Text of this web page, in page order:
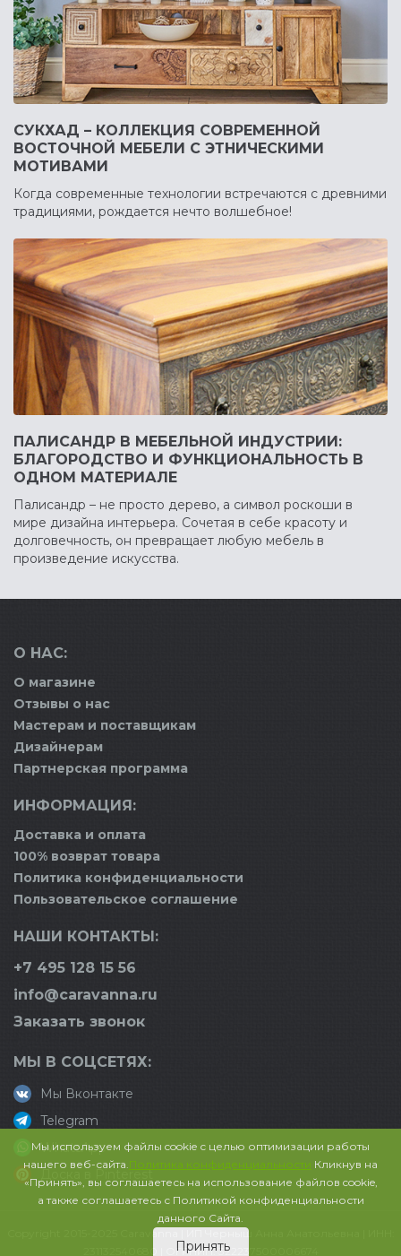
СУКХАД – КОЛЛЕКЦИЯ СОВРЕМЕННОЙ
ВОСТОЧНОЙ МЕБЕЛИ С ЭТНИЧЕСКИМИ
МОТИВАМИ
Когда современные технологии встречаются с древними
традициями, рождается нечто волшебное!
ПАЛИСАНДР В МЕБЕЛЬНОЙ ИНДУСТРИИ:
БЛАГОРОДСТВО И ФУНКЦИОНАЛЬНОСТЬ В
ОДНОМ МАТЕРИАЛЕ
Палисандр – не просто дерево, а символ роскоши в
мире дизайна интерьера. Сочетая в себе красоту и
долговечность, он превращает любую мебель в
произведение искусства.
О НАС:
О магазине
Отзывы о нас
Мастерам и поставщикам
Дизайнерам
Партнерская программа
ИНФОРМАЦИЯ:
Доставка и оплата
100% возврат товара
Политика конфиденциальности
Пользовательское соглашение
НАШИ КОНТАКТЫ:
+7 495 128 15 56
info@caravanna.ru
Заказать звонок
МЫ В СОЦСЕТЯХ:
Мы Вконтакте
Telegram
WhatsApp
Доска в Pinterest
Copyright 2015-2025 Caravanna | ИП Черныш Анна Анатольевна | ИНН:
231132540680 | ОГРНИП: 322237500006674
Мы используем файлы cookie с целью оптимизации работы
нашего веб-сайта.Политика конфиденциальности Кликнув на
«Принять», вы соглашаетесь на использование файлов cookie,
а также соглашаетесь с Политикой конфиденциальности
данного Сайта.
Принять